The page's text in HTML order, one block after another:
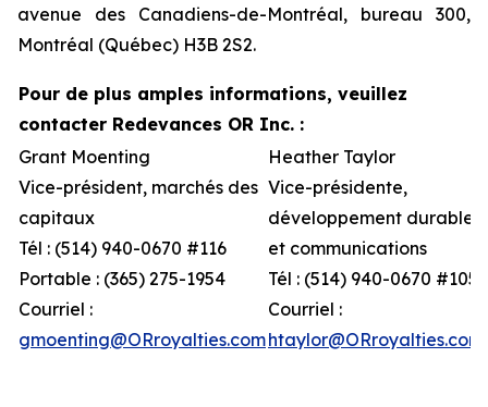
avenue des Canadiens-de-Montréal, bureau 300,
Montréal (Québec) H3B 2S2.
Pour de plus amples informations, veuillez
contacter Redevances OR Inc. :
Grant Moenting
Vice-président, marchés des
capitaux
Tél : (514) 940-0670 #116
Portable : (365) 275-1954
Courriel :
gmoenting@ORroyalties.com
Heather Taylor
Vice-présidente,
développement durable
et communications
Tél : (514) 940-0670 #105
Courriel :
htaylor@ORroyalties.com